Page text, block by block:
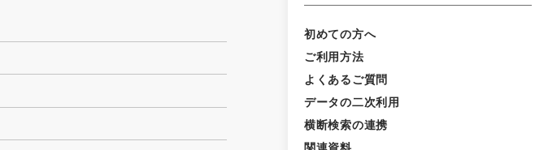
初めての方へ
ご利用方法
よくあるご質問
データの二次利用
横断検索の連携
関連資料